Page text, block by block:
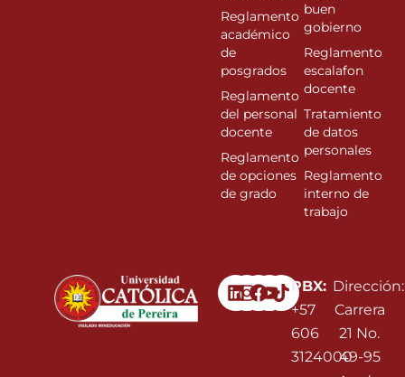
Linkedin
Instagram
Facebook
Youtube
PBX:
+57
606
3124000
Dirección:
Carrera
21 No.
49-95
Reglamento
académico
de
posgrados
Reglamento
del personal
docente
Reglamento
de opciones
de grado
buen
gobierno
Reglamento
escalafon
docente
Tratamiento
de datos
personales
Reglamento
interno de
trabajo